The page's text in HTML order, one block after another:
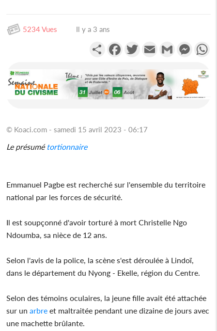
5234 Vues Il y a 3 ans
PartagerFacebookTwitterEmail Gmail
© Koaci.com - samedi 15 avril 2023 - 06:17
Le présumétortionnaire
Emmanuel Pagbe est recherché sur l'ensemble du territoire
national par les forces de sécurité.
Il est soupçonné d'avoir torturé à mort Christelle Ngo
Ndoumba, sa nièce de 12 ans.
Selon l'avis de la police, la scène s'est déroulée à Lindoï,
dans le département du Nyong - Ekelle, région du Centre.
Selon des témoins oculaires, la jeune fille avait été attachée
sur unarbre et maltraitée pendant une dizaine de jours avec
une machette brûlante.